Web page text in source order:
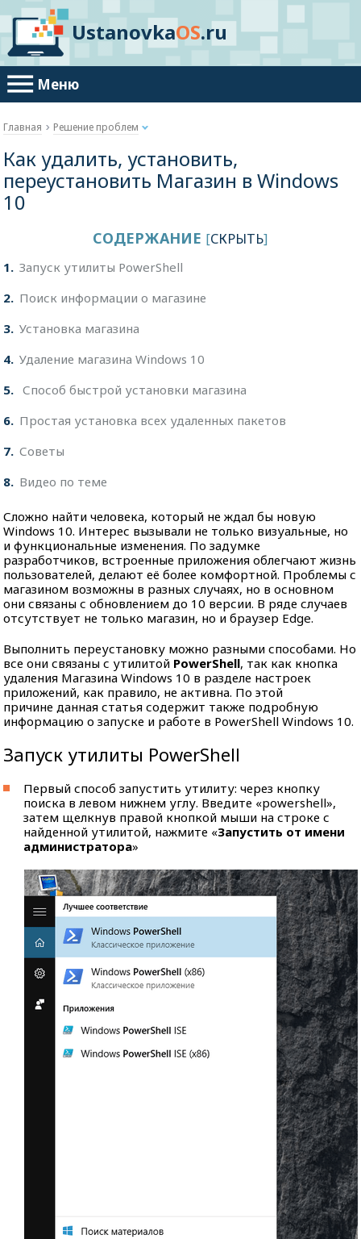
UstanovkaOS.ru
Главная Решение проблем
Как удалить, установить,
переустановить Магазин в Windows
10
СОДЕРЖАНИЕ [СКРЫТЬ]
1
Запуск утилиты PowerShell
2 Поиск информации о магазине
3 Установка магазина
4 Удаление магазина Windows 10
5
Способ быстрой установки магазина
6 Простая установка всех удаленных пакетов
7 Советы
8 Видео по теме
Сложно найти человека, который не ждал бы новую
Windows 10. Интерес вызывали не только визуальные, но
и функциональные изменения. По задумке
разработчиков, встроенные приложения облегчают жизнь
пользователей, делают её более комфортной. Проблемы с
магазином возможны в разных случаях, но в основном
они связаны с обновлением до 10 версии. В ряде случаев
отсутствует не только магазин, но и браузер Edge.
Выполнить переустановку можно разными способами. Но
все они связаны с утилитой PowerShell, так как кнопка
удаления Магазина Windows 10 в разделе настроек
приложений, как правило, не активна. По этой
причине данная статья содержит также подробную
информацию о запуске и работе в PowerShell Windows 10.
Запуск утилиты PowerShell
Первый способ запустить утилиту: через кнопку
поиска в левом нижнем углу. Введите «powershell»,
затем щелкнув правой кнопкой мыши на строке с
найденной утилитой, нажмите «Запустить от имени
администратора»
Меню